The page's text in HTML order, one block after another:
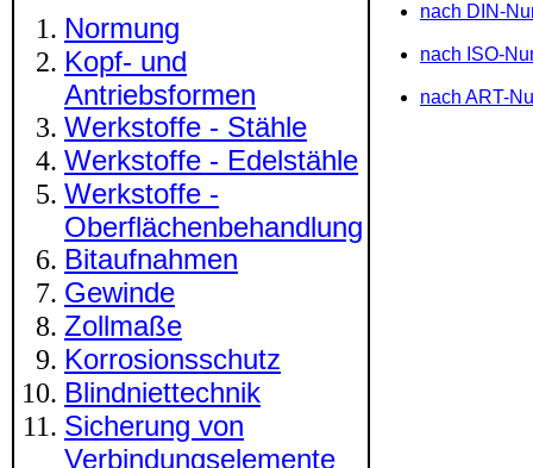
Normung
Kopf- und
Antriebsformen
Werkstoffe - Stähle
Werkstoffe - Edelstähle
Werkstoffe -
Oberflächenbehandlung
Bitaufnahmen
Gewinde
Zollmaße
Korrosionsschutz
Blindniettechnik
Sicherung von
Verbindungselemente
nach DIN-
nach ISO-
nach ART-